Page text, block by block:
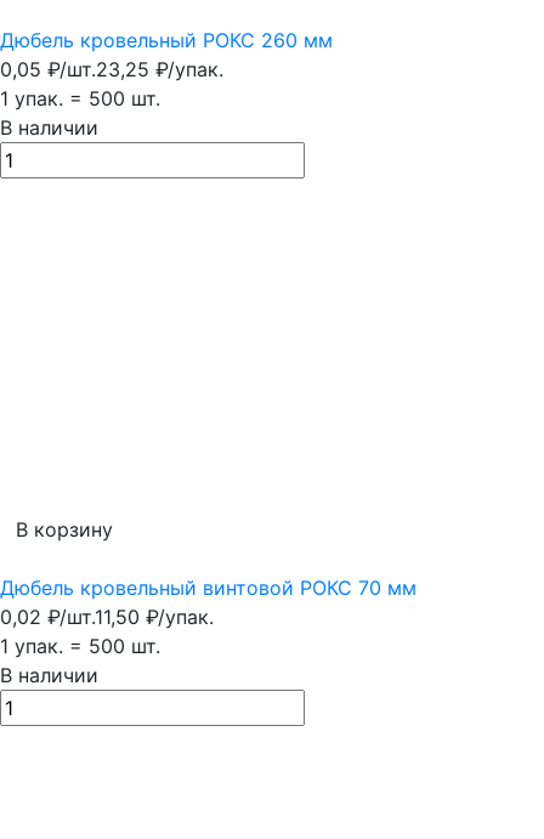
Дюбель кровельный РОКС 260 мм
0,05 ₽/шт.23,25 ₽/упак.
1 упак. = 500 шт.
В наличии
В корзину
Дюбель кровельный винтовой РОКС 70 мм
0,02 ₽/шт.11,50 ₽/упак.
1 упак. = 500 шт.
В наличии